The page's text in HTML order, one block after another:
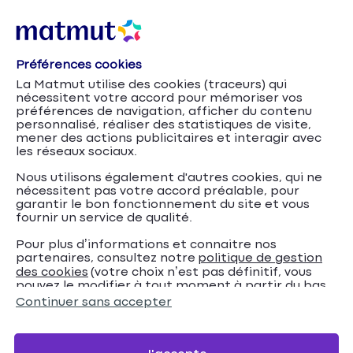
Accueil Crédits Conseils
Tout savoir sur le
questionnaire médical de l’assurance emprunteur
Tout savoir sur le
Préférences cookies
La Matmut utilise des cookies (traceurs) qui
nécessitent votre accord pour mémoriser vos
préférences de navigation, afficher du contenu
personnalisé, réaliser des statistiques de visite,
mener des actions publicitaires et interagir avec
les réseaux sociaux.
Nous utilisons également d'autres cookies, qui ne
nécessitent pas votre accord préalable, pour
garantir le bon fonctionnement du site et vous
fournir un service de qualité.
Pour plus d’informations et connaitre nos
partenaires, consultez notre politique de gestion
des cookies (votre choix n’est pas définitif, vous
pouvez le modifier à tout moment à partir du bas
de page de notre site).
Continuer sans accepter